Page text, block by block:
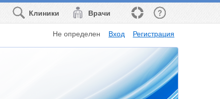
Врачи
Клиники
Не определен Вход Регистрация